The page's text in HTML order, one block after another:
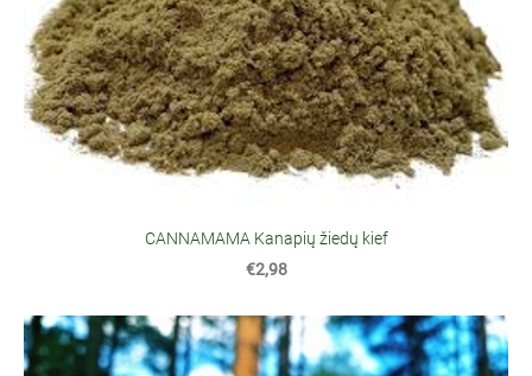
CANNAMAMA Kanapių žiedų kief
€2,98